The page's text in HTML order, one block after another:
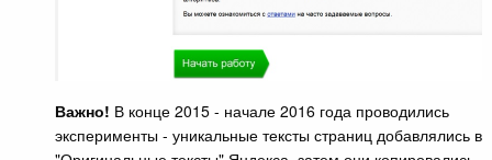
Важно! В конце 2015 - начале 2016 года проводились
эксперименты - уникальные тексты страниц добавлялись в